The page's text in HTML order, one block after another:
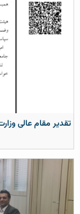
مقام عالی وزارت